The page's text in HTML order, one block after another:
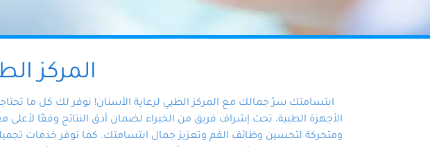
المركز
ابتسامتك سرّ جمالك مع المركز الطبي لرعاية الأسنان! نوفر لك كل ما
الأجهزة الطبية، تحت إشراف فريق من الخبراء لضمان أدق النتائج وفقًا لأعلى
ومتحركة لتحسين وظائف الفم وتعزيز جمال ابتسامتك. كما نوفر خدمات